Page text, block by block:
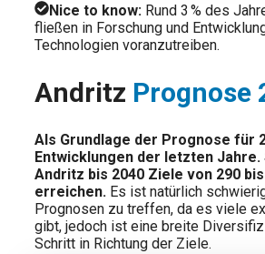
Nice to know: Rund 3 % des
fließen in Forschung und
Technologien voranzutreiben.
Andritz Prognose
Als Grundlage der Prognose für
Entwicklungen der letzten
Andritz bis 2040 Ziele von 290
erreichen. Es ist natürlich
Prognosen zu treffen, da es viele
gibt, jedoch ist eine breite
Schritt in Richtung der Ziele.